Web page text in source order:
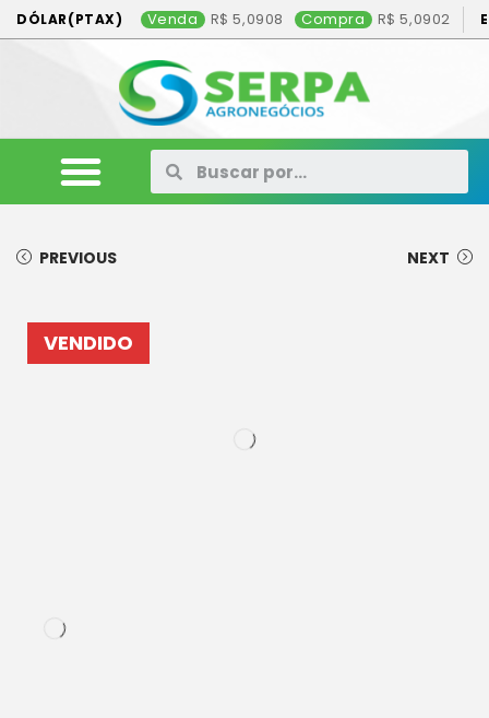
DÓLAR(PTAX) Venda 5,0908 Compra 5,0902
PREVIOUS NEXT
VENDIDO